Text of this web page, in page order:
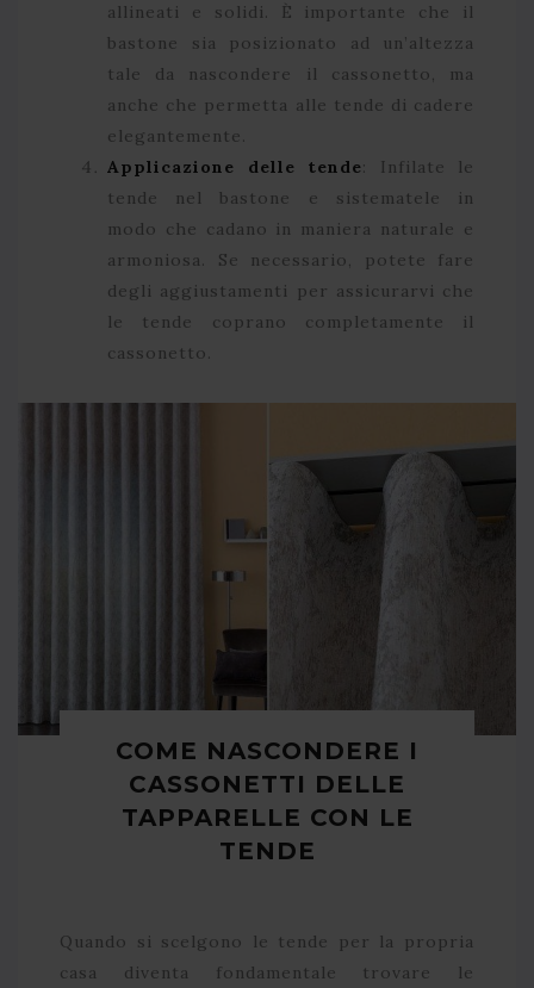
allineati e solidi. È importante che il
bastone sia posizionato ad un’altezza
tale da nascondere il cassonetto, ma
anche che permetta alle tende di cadere
elegantemente.
Applicazione delle tende: Infilate le
tende nel bastone e sistematele in
modo che cadano in maniera naturale e
armoniosa. Se necessario, potete fare
degli aggiustamenti per assicurarvi che
le tende coprano completamente il
cassonetto.
COME NASCONDERE I
CASSONETTI DELLE
TAPPARELLE CON LE
TENDE
Quando si scelgono le tende per la propria
casa diventa fondamentale trovare le